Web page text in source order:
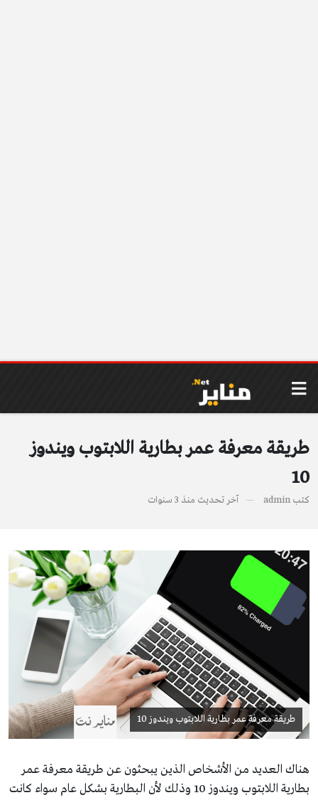
طريقة معرفة عمر بطارية اللابتوب ويندوز
10
كتب admin آخر تحديث منذ 3 سنوات
طريقة معرفة عمر بطارية اللابتوب ويندوز 10
هناك العديد من الأشخاص الذين يبحثون عن طريقة معرفة عمر
بطارية اللابتوب ويندوز 10 وذلك لأن البطارية بشكل عام سواء كانت